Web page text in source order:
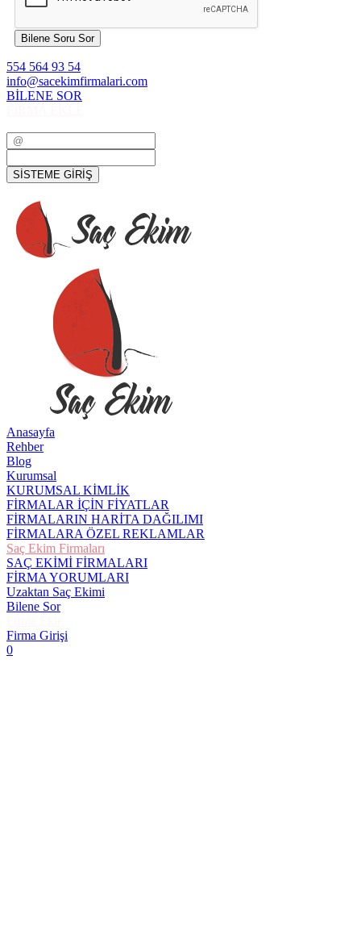
Bilene Soru Sor
554 564 93 54
info@sacekimfirmalari.com
BİLENE SOR
SİSTEME GİRİŞ
Anasayfa
Rehber
Blog
Kurumsal
KURUMSAL KİMLİK
FİRMALAR İÇİN FİYATLAR
FİRMALARIN HARİTA DAĞILIMI
FİRMALARA ÖZEL REKLAMLAR
Saç Ekim Firmaları
SAÇ EKİMİ FİRMALARI
FİRMA YORUMLARI
Uzaktan Saç Ekimi
Bilene Sor
Firma Girişi
0